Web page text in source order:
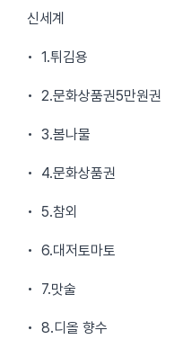
신세계
• 1.튀김용
• 2.문화상품권5만원권
• 3.봄나물
• 4.문화상품권
• 5.참외
• 6.대저토마토
• 7.맛술
• 8.디올 향수